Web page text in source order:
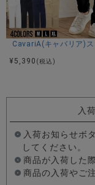
CavariA(キャバリア)
¥ 5,390 (税込)
入
入荷お知らせボ
してください。
商品が入荷した
商品の入荷やご